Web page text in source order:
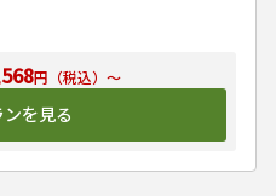
円（税込）～
を見る